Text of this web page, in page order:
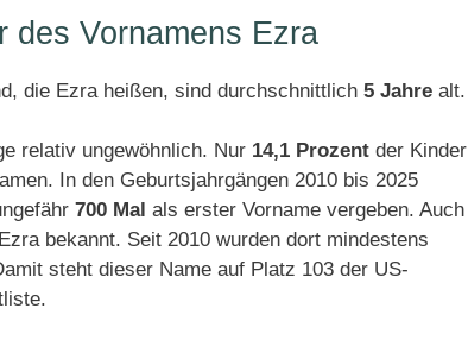
des Vornamens Ezra
die Ezra heißen, sind durchschnittlich 5 Jahre alt.
relativ ungewöhnlich. Nur 14,1 Prozent der Kinder
In den Geburtsjahrgängen 2010 bis 2025
700 Mal als erster Vorname vergeben. Auch
bekannt. Seit 2010 wurden dort mindestens
steht dieser Name auf Platz 103 der US-